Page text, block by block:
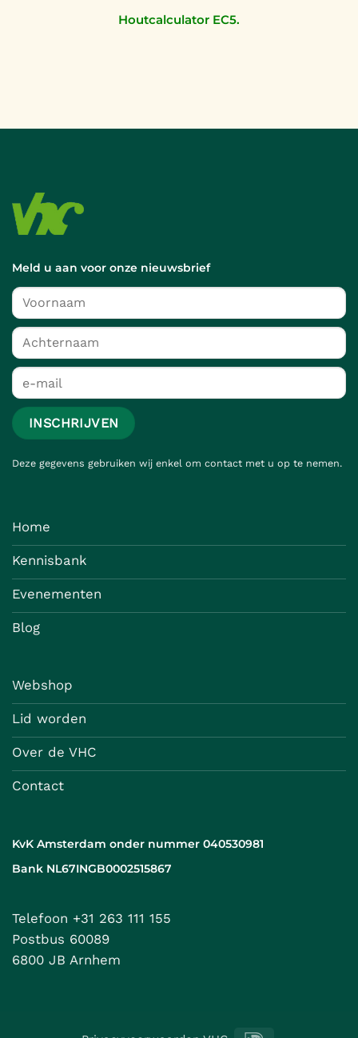
Houtcalculator EC5.
Meld u aan voor onze nieuwsbrief
Deze gegevens gebruiken wij enkel om contact met u op te nemen.
Home
Kennisbank
Evenementen
Blog
Webshop
Lid worden
Over de VHC
Contact
KvK Amsterdam onder nummer 040530981
Bank NL67INGB0002515867
Telefoon +31 263 111 155
Postbus 60089
6800 JB Arnhem